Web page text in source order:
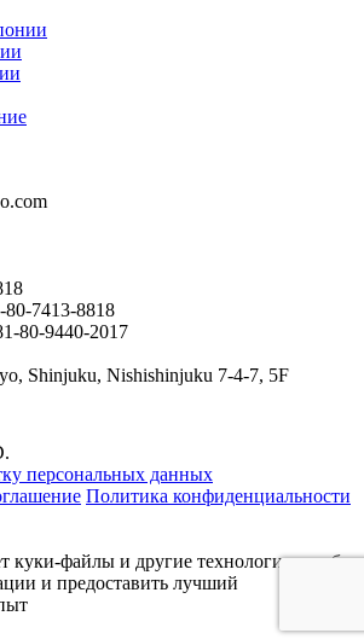
80-7413-8818
80-9440-2017
Shinjuku, Nishishinjuku 7-4-7, 5F
персональных данных
Политика конфиденциальности
куки-файлы и другие технологии, чтобы
и предоставить лучший